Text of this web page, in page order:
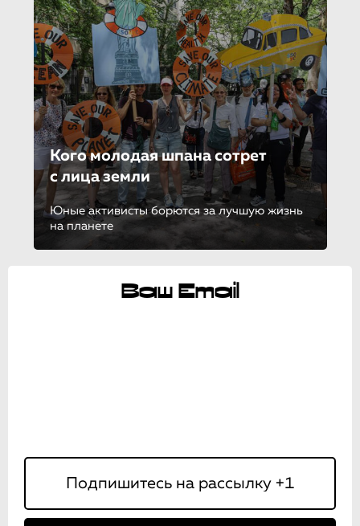
Кого молодая шпана сотрет
с лица земли
Юные активисты борются за лучшую жизнь
на планете
Ваш Email